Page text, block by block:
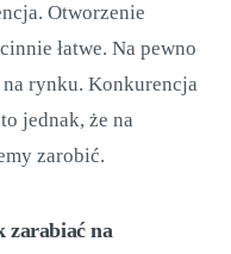
Otworzenie
łatwe. Na pewno
rynku. Konkurencja
jednak, że na
zarobić.
zarabiać na